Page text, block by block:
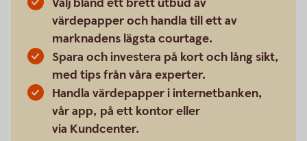
värdepapper och handla till ett av
marknadens lägsta courtage.
Spara och investera på kort och lång sikt,
med tips från våra experter.
Handla värdepapper i internetbanken,
vår app, på ett kontor eller
via Kundcenter.